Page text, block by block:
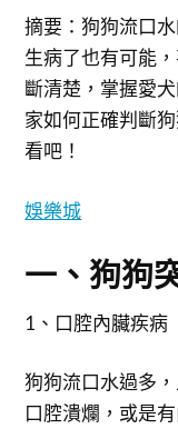
摘要：狗狗流口
生病了也有可能
斷清楚，掌握愛
家如何正確判斷
看吧！
娛樂城
一、狗狗
1、口腔內臟疾病
狗狗流口水過多
口腔潰爛，或是